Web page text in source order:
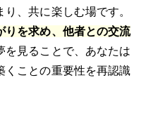
、共に楽しむ場です。
りを求め、他者との交流
を見ることで、あなたは
くことの重要性を再認識